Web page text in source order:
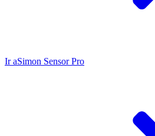
Ir aSimon Sensor Pro